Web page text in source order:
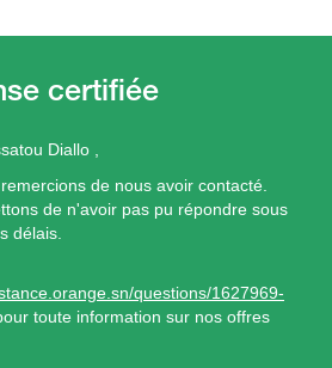
Diallo ,
de nous avoir contacté.
de n'avoir pas pu répondre sous
délais.
questions/1627969-
toute information sur nos offres